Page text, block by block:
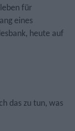
für
eines
heute auf
das zu tun, was